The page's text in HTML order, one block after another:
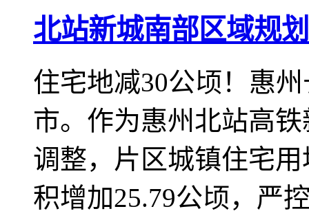
1号线
北站新城南部区域规
住宅地减30公顷！惠
市。作为惠州北站高